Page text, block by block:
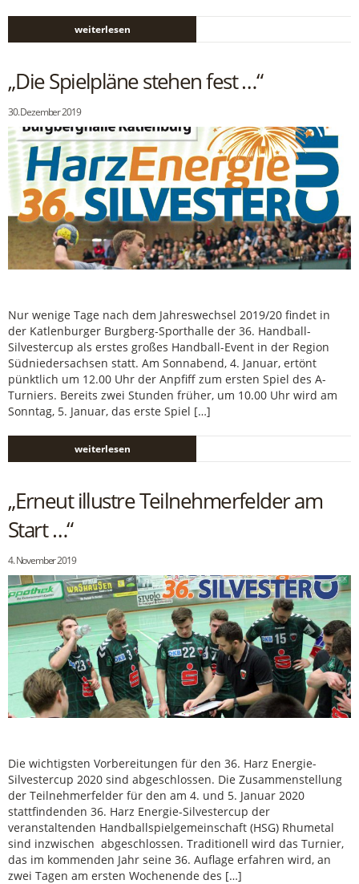
weiterlesen
„Die Spielpläne stehen fest …“
30. Dezember 2019
Nur wenige Tage nach dem Jahreswechsel 2019/20 findet in
der Katlenburger Burgberg-Sporthalle der 36. Handball-
Silvestercup als erstes großes Handball-Event in der Region
Südniedersachsen statt. Am Sonnabend, 4. Januar, ertönt
pünktlich um 12.00 Uhr der Anpfiff zum ersten Spiel des A-
Turniers. Bereits zwei Stunden früher, um 10.00 Uhr wird am
Sonntag, 5. Januar, das erste Spiel […]
weiterlesen
„Erneut illustre Teilnehmerfelder am
Start …“
4. November 2019
Die wichtigsten Vorbereitungen für den 36. Harz Energie-
Silvestercup 2020 sind abgeschlossen. Die Zusammenstellung
der Teilnehmerfelder für den am 4. und 5. Januar 2020
stattfindenden 36. Harz Energie-Silvestercup der
veranstaltenden Handballspielgemeinschaft (HSG) Rhumetal
sind inzwischen abgeschlossen. Traditionell wird das Turnier,
das im kommenden Jahr seine 36. Auflage erfahren wird, an
zwei Tagen am ersten Wochenende des […]